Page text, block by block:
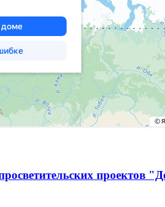
проектов